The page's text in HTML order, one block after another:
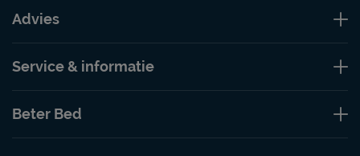
Advies
Service & informatie
Beter Bed